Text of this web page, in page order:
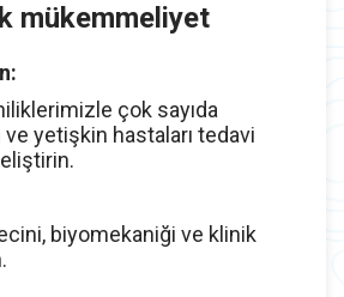
mükemmeliyet
çok sayıda
yetişkin hastaları tedavi
biyomekaniği ve klinik